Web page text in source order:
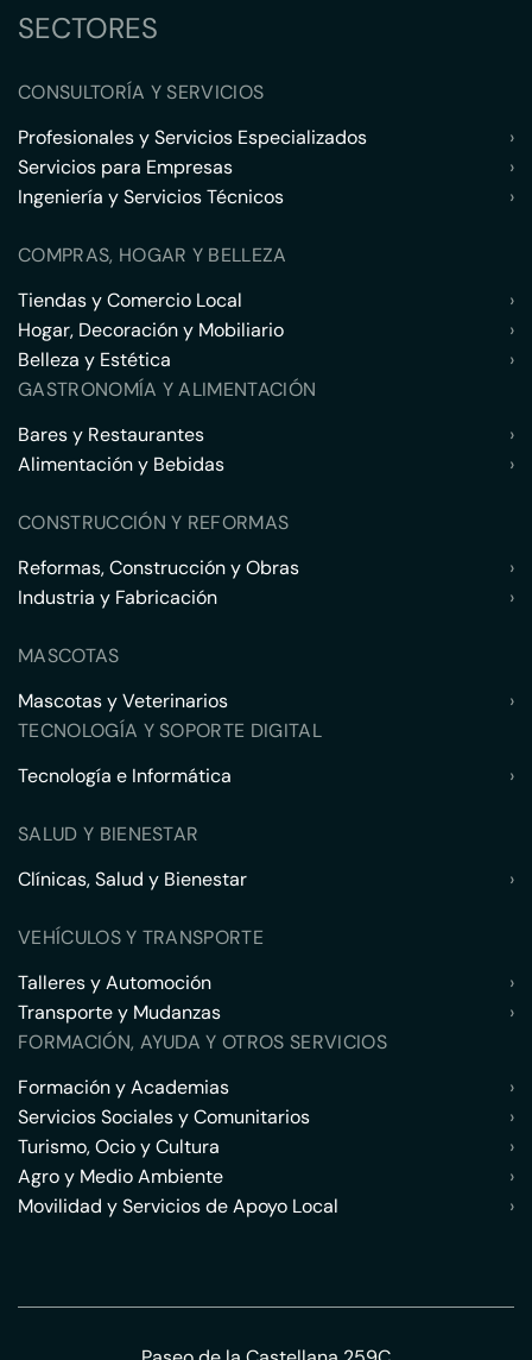
SECTORES
CONSULTORÍA Y SERVICIOS
Profesionales y Servicios Especializados
›
Servicios para Empresas
›
Ingeniería y Servicios Técnicos
›
COMPRAS, HOGAR Y BELLEZA
Tiendas y Comercio Local
›
Hogar, Decoración y Mobiliario
›
Belleza y Estética
›
GASTRONOMÍA Y ALIMENTACIÓN
Bares y Restaurantes
›
Alimentación y Bebidas
›
CONSTRUCCIÓN Y REFORMAS
Reformas, Construcción y Obras
›
Industria y Fabricación
›
MASCOTAS
Mascotas y Veterinarios
›
TECNOLOGÍA Y SOPORTE DIGITAL
Tecnología e Informática
›
SALUD Y BIENESTAR
Clínicas, Salud y Bienestar
›
VEHÍCULOS Y TRANSPORTE
Talleres y Automoción
›
Transporte y Mudanzas
›
FORMACIÓN, AYUDA Y OTROS SERVICIOS
Formación y Academias
›
Servicios Sociales y Comunitarios
›
Turismo, Ocio y Cultura
›
Agro y Medio Ambiente
›
Movilidad y Servicios de Apoyo Local
›